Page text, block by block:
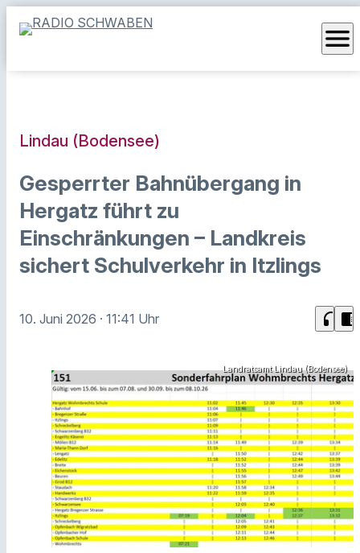
menu
Lindau (Bodensee)
Gesperrter Bahnübergang in
Hergatz führt zu
Einschränkungen – Landkreis
sichert Schulverkehr in Itzlings
10. Juni 2026 · 11:41 Uhr headphones chrome_reader_mode
Landratsamt Lindau (Bodensee)